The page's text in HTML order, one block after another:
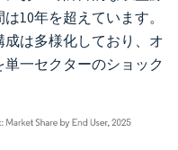
10年を超えています。
は多様化しており、オ
一セクターのショック